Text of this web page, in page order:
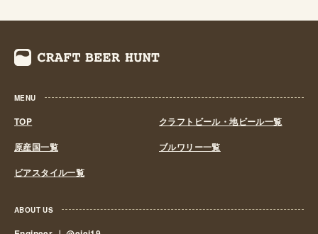
の年間2,000キロリッターから60キロリッターに引き下げ
られたことで転機がおとずれます。これにより、再び小規
が誕生する流れができました。ちなみ、地ビール製造免許
第1号は新潟県のエチゴビールと北海道のオホーツクビー
「オホーツクビール」が発売されました。 この経済政策
は功を奏し、日本中に続々と地ビール製造業社が生まれ、
造所が全国各地に誕生しました。しかし、ただブームだけ
に乗って参入したきた業社は、ビールの品質が低かった
MENU
TOP
クラフトビール・地ビール一覧
原産国一覧
ブルワリー一覧
ビアスタイル一覧
ABOUT US